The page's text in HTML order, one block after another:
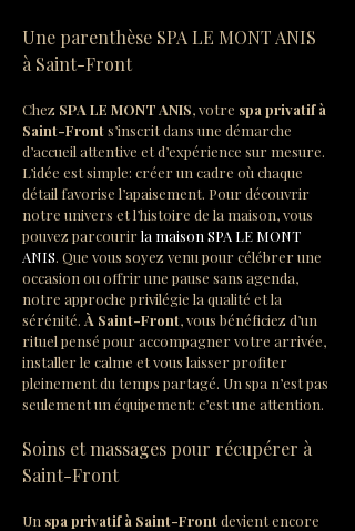
Une parenthèse SPA LE MONT ANIS
à Saint-Front
Chez SPA LE MONT ANIS, votre spa privatif à
Saint-Front s’inscrit dans une démarche
d’accueil attentive et d’expérience sur mesure.
L’idée est simple: créer un cadre où chaque
détail favorise l’apaisement. Pour découvrir
notre univers et l’histoire de la maison, vous
pouvez parcourir la maison SPA LE MONT
ANIS. Que vous soyez venu pour célébrer une
occasion ou offrir une pause sans agenda,
notre approche privilégie la qualité et la
sérénité. À Saint-Front, vous bénéficiez d’un
rituel pensé pour accompagner votre arrivée,
installer le calme et vous laisser profiter
pleinement du temps partagé. Un spa n’est pas
seulement un équipement: c’est une attention.
Soins et massages pour récupérer à
Saint-Front
Un spa privatif à Saint-Front devient encore